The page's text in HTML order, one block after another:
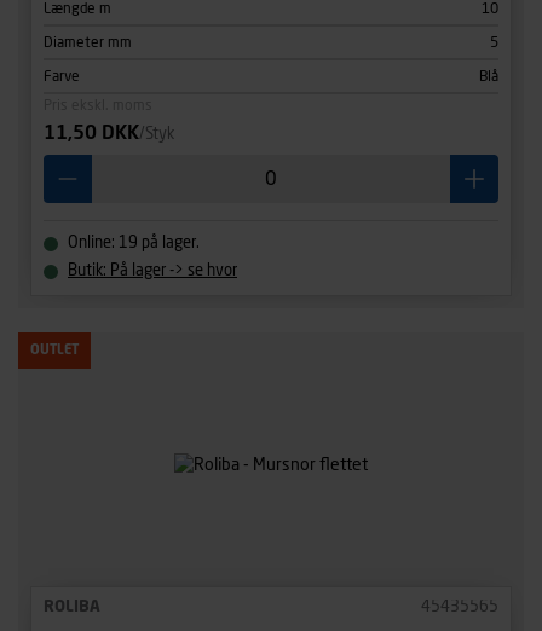
Længde m 10
Diameter mm 5
Farve
Blå
11,50 DKK/Styk
Online: 19 på lager.
Butik: På lager -> se hvor
OUTLET
ROLIBA 45435565